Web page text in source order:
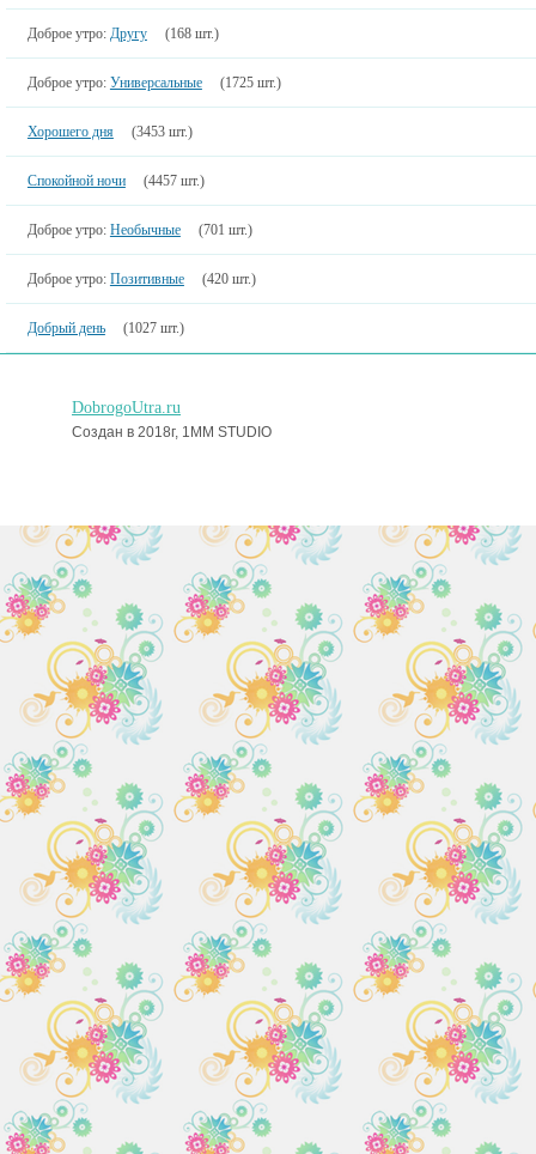
Доброе утро: Другу (168 шт.)
Доброе утро: Универсальные (1725 шт.)
Хорошего дня (3453 шт.)
Спокойной ночи (4457 шт.)
Доброе утро: Необычные (701 шт.)
Доброе утро: Позитивные (420 шт.)
Добрый день (1027 шт.)
DobrogoUtra.ru
Создан в 2018г, 1MM STUDIO